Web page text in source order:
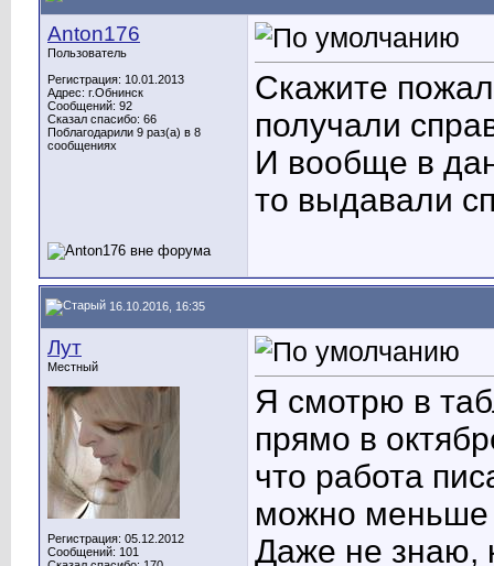
Anton176
Пользователь
Регистрация: 10.01.2013
Адрес: г.Обнинск
Сообщений: 92
Сказал спасибо: 66
Поблагодарили 9 раз(а) в 8
сообщениях
Скажите
получали
И вообще в
то выдавали
16.10.2016, 16:35
Лут
Местный
Регистрация: 05.12.2012
Сообщений: 101
Я смотрю в
прямо в
что работа
можно меньше
Даже не знаю,